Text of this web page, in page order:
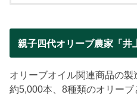
親子四代オリーブ農家「井
オリーブオイル関連商品の
約5,000本、8種類のオリー